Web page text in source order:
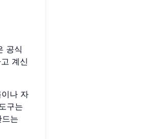
공식
계신
나 자
구는
는